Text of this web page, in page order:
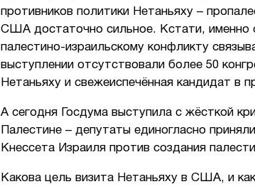
противников политики Нетаньяху –
США достаточно сильное. Кстати, именно
палестино-израильскому конфликту
выступлении отсутствовали более 50
Нетаньяху и свежеиспечённая кандидат в
А сегодня Госдума выступила с жёсткой
Палестине – депутаты единогласно
Кнессета Израиля против создания
Какова цель визита Нетаньяху в США, и